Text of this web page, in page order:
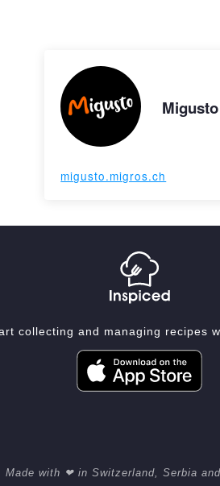
Migusto
migusto.migros.ch
collecting and managing recipes
Made with ❤ in Switzerland, Serbia